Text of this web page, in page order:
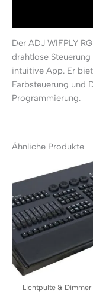
Der ADJ WIFPLY
drahtlose
intuitive App. Er
Farbsteuerung und
Programmierung.
Ähnliche Produkte
Lichtpulte & Dimmer